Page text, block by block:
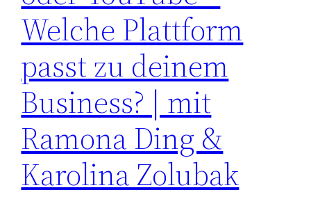
Welche Plattform
passt zu deinem
Business? | mit
Ramona Ding &
Karolina Zolubak